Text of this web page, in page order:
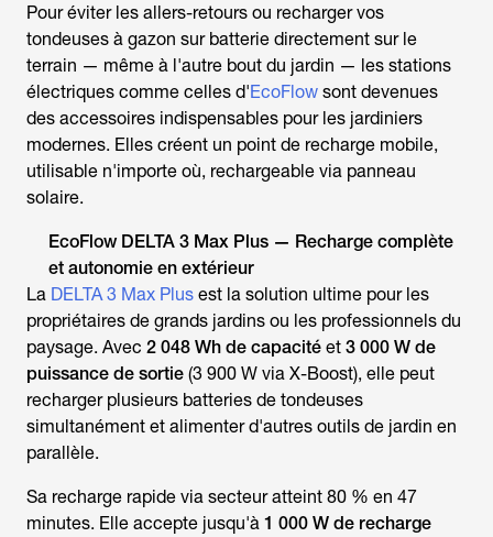
Pour éviter les allers-retours ou recharger vos
tondeuses à gazon sur batterie directement sur le
terrain — même à l'autre bout du jardin — les stations
électriques comme celles d'EcoFlow sont devenues
des accessoires indispensables pour les jardiniers
modernes. Elles créent un point de recharge mobile,
utilisable n'importe où, rechargeable via panneau
solaire.
EcoFlow DELTA 3 Max Plus — Recharge complète
et autonomie en extérieur
La DELTA 3 Max Plus est la solution ultime pour les
propriétaires de grands jardins ou les professionnels du
paysage. Avec 2 048 Wh de capacité et 3 000 W de
puissance de sortie (3 900 W via X-Boost), elle peut
recharger plusieurs batteries de tondeuses
simultanément et alimenter d'autres outils de jardin en
parallèle.
Sa recharge rapide via secteur atteint 80 % en 47
minutes. Elle accepte jusqu'à 1 000 W de recharge